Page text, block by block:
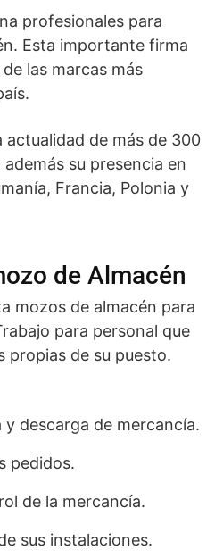
profesionales para
Esta importante firma
las marcas más
actualidad de más de 300
su presencia en
Francia, Polonia y
de Almacén
mozos de almacén para
para personal que
propias de su puesto.
y descarga de mercancía.
pedidos.
de la mercancía.
sus instalaciones.